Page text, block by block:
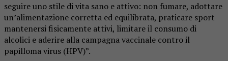
seguire uno stile di vita sano e attivo: non fumare, adottare
un’alimentazione corretta ed equilibrata, praticare sport
mantenersi fisicamente attivi, limitare il consumo di
alcolici e aderire alla campagna vaccinale contro il
papilloma virus (HPV)”.